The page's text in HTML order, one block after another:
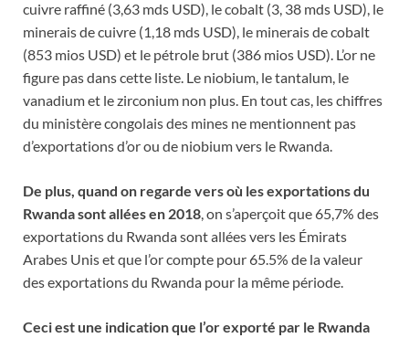
cuivre raffiné (3,63 mds USD), le cobalt (3, 38 mds USD), le
minerais de cuivre (1,18 mds USD), le minerais de cobalt
(853 mios USD) et le pétrole brut (386 mios USD). L’or ne
figure pas dans cette liste. Le niobium, le tantalum, le
vanadium et le zirconium non plus. En tout cas, les chiffres
du ministère congolais des mines ne mentionnent pas
d’exportations d’or ou de niobium vers le Rwanda.
De plus, quand on regarde vers où les exportations du
Rwanda sont allées en 2018, on s’aperçoit que 65,7% des
exportations du Rwanda sont allées vers les Émirats
Arabes Unis et que l’or compte pour 65.5% de la valeur
des exportations du Rwanda pour la même période.
Ceci est une indication que l’or exporté par le Rwanda